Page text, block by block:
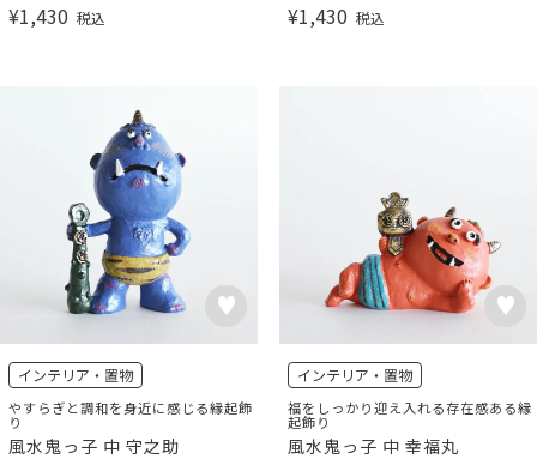
¥1,430 税込 ¥1,430 税込
インテリア・置物
やすらぎと調和を身近に感じる縁起飾
り
風水鬼っ子 中 守之助
インテリア・置物
福をしっかり迎え入れる存在感ある縁
起飾り
風水鬼っ子 中 幸福丸